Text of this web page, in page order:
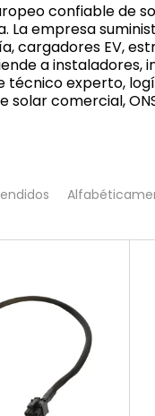
confiable de
La empresa
cargadores EV,
a instaladores,
experto,
comercial,